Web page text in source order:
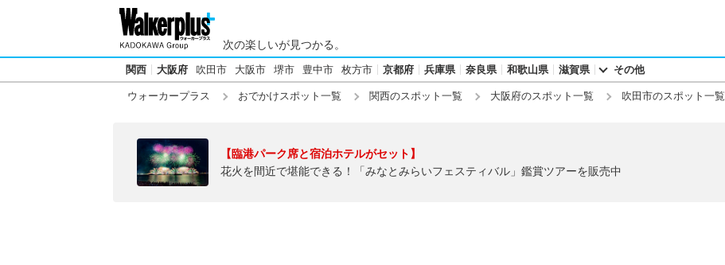
次の楽しいが見つかる。
関西 大阪府 吹田市 大阪市 堺市 豊中市 枚方市 京都府 兵庫県 奈良県 和歌山県 滋賀県 その他
ウォーカープラス おでかけスポット一覧 関西のスポット一覧 大阪府のスポット一覧 吹田市のスポット一覧
【臨港パーク席と宿泊ホテルがセット】
花火を間近で堪能できる！「みなとみらいフェスティバル」鑑賞ツアーを販売中